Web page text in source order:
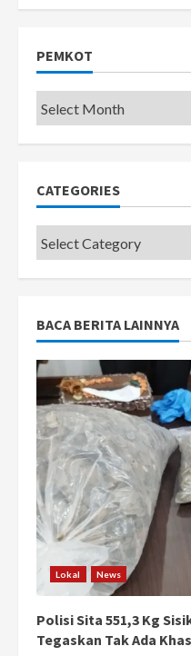
PEMKOT
Pemkot
CATEGORIES
Categories
BACA BERITA LAINNYA
Lokal News
Polisi Sita 551,3 Kg
Tegaskan Tak Ada